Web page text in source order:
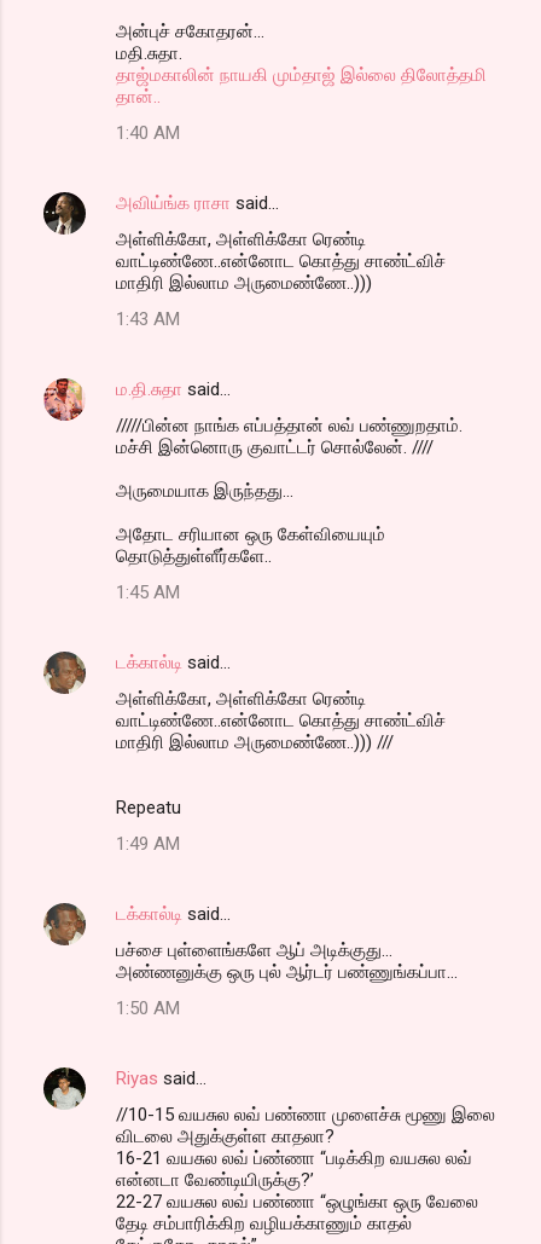
s
அன்புச் சகோதரன்...
மதி.சுதா.
தாஜ்மகாலின் நாயகி மும்தாஜ் இல்லை திலோத்தமி
தான்..
1:40 AM
அவிய்ங்க ராசா said…
அள்ளிக்கோ, அள்ளிக்கோ ரெண்டி
வாட்டிண்ணே..என்னோட கொத்து சாண்ட்விச்
மாதிரி இல்லாம அருமைண்ணே..)))
1:43 AM
ம.தி.சுதா said…
/////பின்ன நாங்க எப்பத்தான் லவ் பண்ணுறதாம்.
மச்சி இன்னொரு குவாட்டர் சொல்லேன். ////
அருமையாக இருந்தது...
அதோட சரியான ஒரு கேள்வியையும்
தொடுத்துள்ளீர்களே..
1:45 AM
டக்கால்டி said…
அள்ளிக்கோ, அள்ளிக்கோ ரெண்டி
வாட்டிண்ணே..என்னோட கொத்து சாண்ட்விச்
மாதிரி இல்லாம அருமைண்ணே..))) ///
Repeatu
1:49 AM
டக்கால்டி said…
பச்சை புள்ளைங்களே ஆப் அடிக்குது...
அண்ணனுக்கு ஒரு புல் ஆர்டர் பண்ணுங்கப்பா...
1:50 AM
Riyas said…
//10-15 வயசுல லவ் பண்ணா முளைச்சு மூணு இலை
விடலை அதுக்குள்ள காதலா?
16-21 வயசுல லவ் ப்ண்ணா “படிக்கிற வயசுல லவ்
என்னடா வேண்டியிருக்கு?’
22-27 வயசுல லவ் பண்ணா “ஒழுங்கா ஒரு வேலை
தேடி சம்பாரிக்கிற வழியக்காணும் காதல்